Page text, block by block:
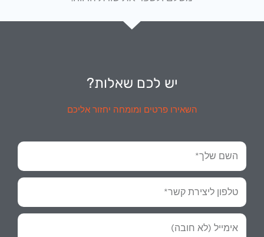
יש לכם שאלות?
השאירו פרטים ומומחה יחזור אליכם